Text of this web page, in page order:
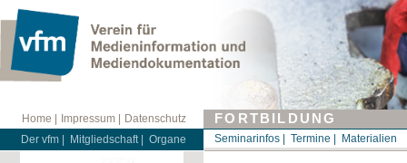
vfm-Weblog für Mediendokumentation
Austauschplattform für Mediendokumentation und -information
Home | Impressum |
Datenschutz
Der vfm |
Mitgliedschaft | Organe
FORTBILDUNG
Seminarinfos | Termine | Materialien